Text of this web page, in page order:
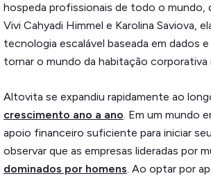
hospeda profissionais de todo o mundo,
Vivi Cahyadi Himmel e Karolina Saviova,
tecnologia escalável baseada em dados
tornar o mundo da habitação corporativa
Altovita se expandiu rapidamente ao
crescimento ano a ano. Em um mundo
apoio financeiro suficiente para iniciar
observar que as empresas lideradas por
dominados por homens. Ao optar por